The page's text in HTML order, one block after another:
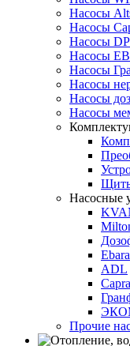
Насосы
Насосы
Насосы
Насосы
Насосы
Насосы
Насосы
Насосы
Щиты
Насосные
Ebara
ADL
Прочие